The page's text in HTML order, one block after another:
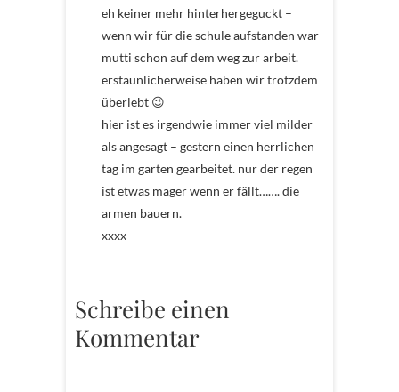
eh keiner mehr hinterhergeguckt –
wenn wir für die schule aufstanden war
mutti schon auf dem weg zur arbeit.
erstaunlicherweise haben wir trotzdem
überlebt 😉
hier ist es irgendwie immer viel milder
als angesagt – gestern einen herrlichen
tag im garten gearbeitet. nur der regen
ist etwas mager wenn er fällt……. die
armen bauern.
xxxx
Schreibe einen
Kommentar